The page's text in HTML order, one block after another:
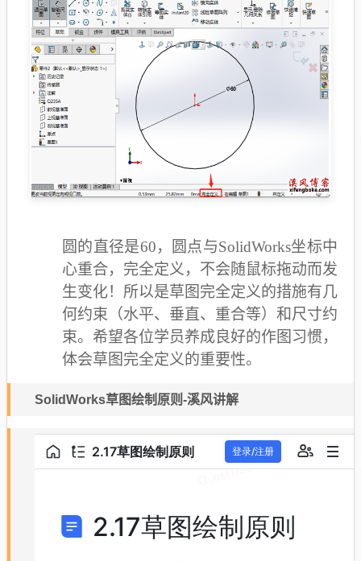
圆的直径是60，圆点与SolidWorks坐标中
心重合，完全定义，不会随鼠标拖动而发
生变化！所以是草图完全定义的措施有几
何约束（水平、垂直、重合等）和尺寸约
束。希望各位学员养成良好的作图习惯，
体会草图完全定义的重要性。
SolidWorks草图绘制原则-溪风讲解